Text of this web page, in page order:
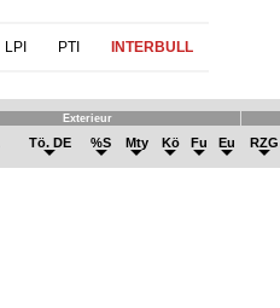
LPI PTI INTERBULL
Exterieur
Tö. DE %S Mty Kö Fu Eu RZG